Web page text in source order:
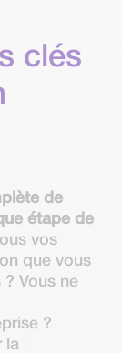
clés
de
étape de
vos
que vous
Vous ne
?
la